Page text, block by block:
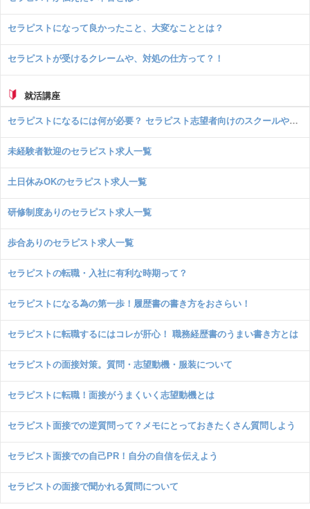
セラピストになって良かったこと、大変なこととは？
セラピストが受けるクレームや、対処の仕方って？！
就活講座
セラピストになるには何が必要？ セラピスト志望者向けのスクールや資格について！
未経験者歓迎のセラピスト求人一覧
土日休みOKのセラピスト求人一覧
研修制度ありのセラピスト求人一覧
歩合ありのセラピスト求人一覧
セラピストの転職・入社に有利な時期って？
セラピストになる為の第一歩！履歴書の書き方をおさらい！
セラピストに転職するにはコレが肝心！ 職務経歴書のうまい書き方とは
セラピストの面接対策。質問・志望動機・服装について
セラピストに転職！面接がうまくいく志望動機とは
セラピスト面接での逆質問って？メモにとっておきたくさん質問しよう
セラピスト面接での自己PR！自分の自信を伝えよう
セラピストの面接で聞かれる質問について